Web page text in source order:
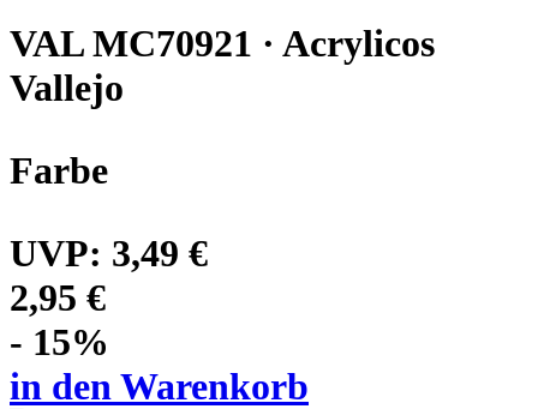
VAL MC70921 · Acrylicos
Vallejo
Farbe
UVP: 3,49 €
2,95 €
- 15%
in den Warenkorb